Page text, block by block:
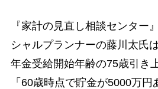
『家計の見直し相談センター
シャルプランナーの藤川太氏
年金受給開始年齢の75歳引き
「60歳時点で貯金が5000万